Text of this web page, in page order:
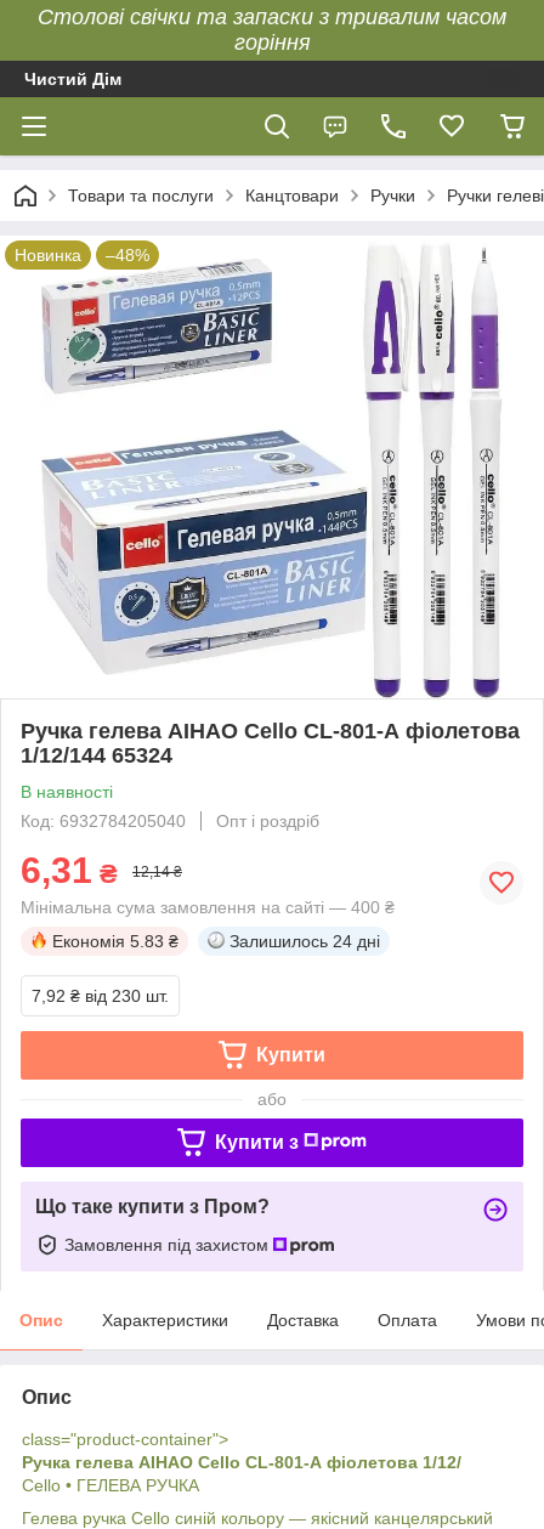
Столові свічки та запаски з тривалим часом
горіння
Чистий Дім
Товари та послуги Канцтовари Ручки Ручки
Новинка –48%
Ручка гелева АІНАО Cello CL-801-А фіолетова
1/12/144 65324
В наявності
Код: 6932784205040
Опт і роздріб
6,31 ₴ 12,14 ₴
Мінімальна сума замовлення на сайті — 400 ₴
Економія 5.83 ₴ Залишилось 24 дні
7,92 ₴ від 230 шт.
Купити
або
Купити з
Що таке купити з Пром?
Замовлення під захистом
Опис Характеристики Доставка Оплата Умови
Опис
class="product-container">
Ручка гелева АІНАО Cello CL-801-А фіолетова 1/12/
Cello • ГЕЛЕВА РУЧКА
Гелева ручка Cello синій кольору — якісний канцелярський